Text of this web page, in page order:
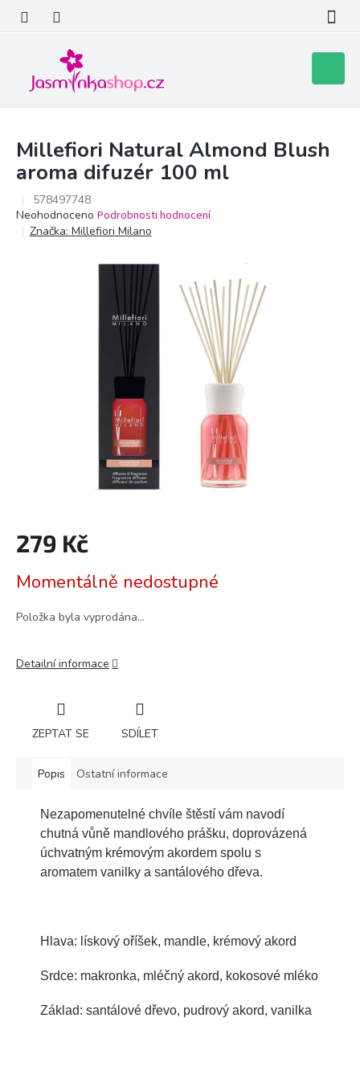
obsah
košík
Millefiori Natural Almond Blush
aroma difuzér 100 ml
578497748
Průměrné
hodnocení
Neohodnoceno Podrobnosti hodnocení
Značka: Millefiori Milano
279 Kč
cena:
Momentálně nedostupné
Položka byla vyprodána…
Detailní informace
ZEPTAT SE SDÍLET
Popis Ostatní informace
Nezapomenutelné chvíle štěstí vám navodí
chutná vůně mandlového prášku, doprovázená
úchvatným krémovým akordem spolu s
aromatem vanilky a santálového dřeva.
Hlava: lískový oříšek, mandle, krémový akord
Srdce: makronka, mléčný akord, kokosové mléko
Základ: santálové dřevo, pudrový akord, vanilka